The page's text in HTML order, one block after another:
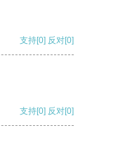
支持[0] 反对[0]
支持[0] 反对[0]